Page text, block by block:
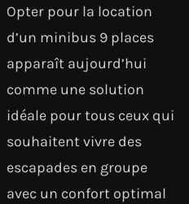
Opter pour la location
d’un minibus 9 places
apparaît aujourd’hui
comme une solution
idéale pour tous ceux qui
souhaitent vivre des
escapades en groupe
avec un confort optimal